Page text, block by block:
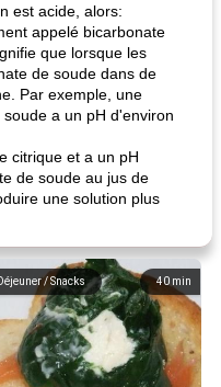
est acide, alors:
appelé bicarbonate
que lorsque les
de soude dans de
Par exemple, une
a un pH d'environ
citrique et a un pH
de soude au jus de
une solution plus
40 min
Déjeuner / Snacks